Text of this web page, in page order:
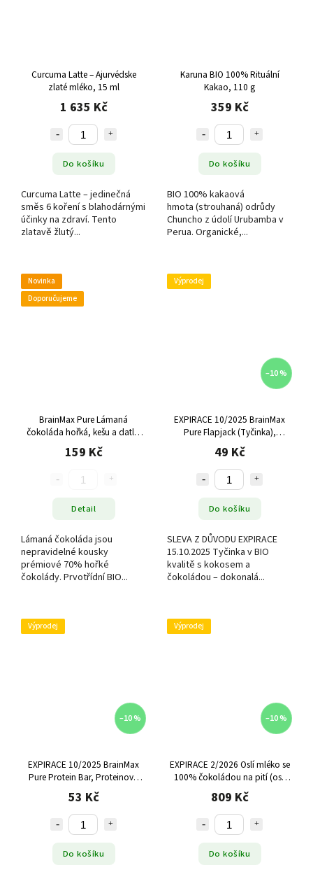
Curcuma Latte – Ajurvédske
zlaté mléko, 15 ml
1 635 Kč
Do košíku
Curcuma Latte – jedinečná
směs 6 koření s blahodárnými
účinky na zdraví. Tento
zlatavě žlutý...
Karuna BIO 100% Rituální
Kakao, 110 g
359 Kč
Do košíku
BIO 100% kakaová
hmota (strouhaná) odrůdy
Chuncho z údolí Urubamba v
Perua. Organické,...
Novinka
Doporučujeme
BrainMax Pure Lámaná
čokoláda hořká, kešu a datle,
BIO, 200 g
159 Kč
Detail
Lámaná čokoláda jsou
nepravidelné kousky
prémiové 70% hořké
čokolády. Prvotřídní BIO...
Výprodej
–10 %
EXPIRACE 10/2025 BrainMax
Pure Flapjack (Tyčinka),
ChocoCoco, BIO, 65 g
49 Kč
Do košíku
SLEVA Z DŮVODU EXPIRACE
15.10.2025 Tyčinka v BIO
kvalitě s kokosem a
čokoládou – dokonalá...
Výprodej
–10 %
EXPIRACE 10/2025 BrainMax
Pure Protein Bar, Proteinová
tyčinka, Banán, BIO, 60 g
53 Kč
Do košíku
Výprodej
–10 %
EXPIRACE 2/2026 Oslí mléko se
100% čokoládou na pití (oslí
kakao bez cukru) - Naive 100 g
809 Kč
Do košíku